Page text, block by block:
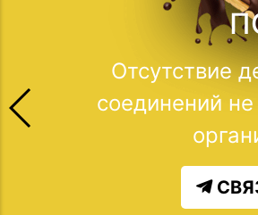
исполнения
вкусовое